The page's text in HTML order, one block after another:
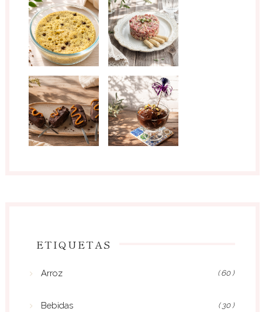
ETIQUETAS
Arroz ( 60 )
Bebidas ( 30 )